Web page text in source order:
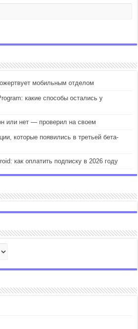
мобильным отделом
какие способы остались у
или нет — проверил на своем
которые появились в третьей бета-
как оплатить подписку в 2026 году